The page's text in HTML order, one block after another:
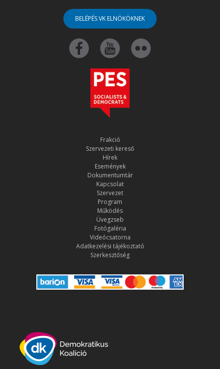
BELÉPÉS VK ELNÖKÖKNEK
Frakció
Szervezeti kereső
Hírek
Események
Dokumentumtár
Kapcsolat
Szervezet
Program
Működés
Üvegzseb
Fotógaléria
Videócsatorna
Adatkezelési tájékoztató
Szerkesztőség